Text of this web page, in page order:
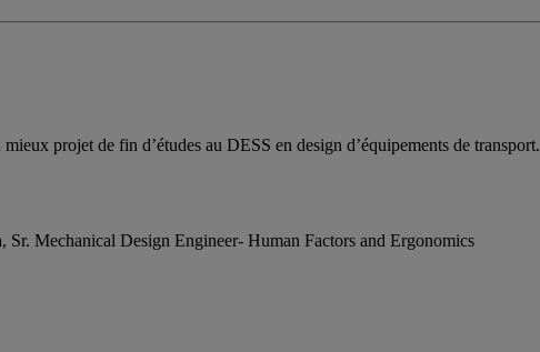
projet de fin d’études au DESS en design d’équipements de transport.
, Sr. Mechanical Design Engineer- Human Factors and Ergonomics